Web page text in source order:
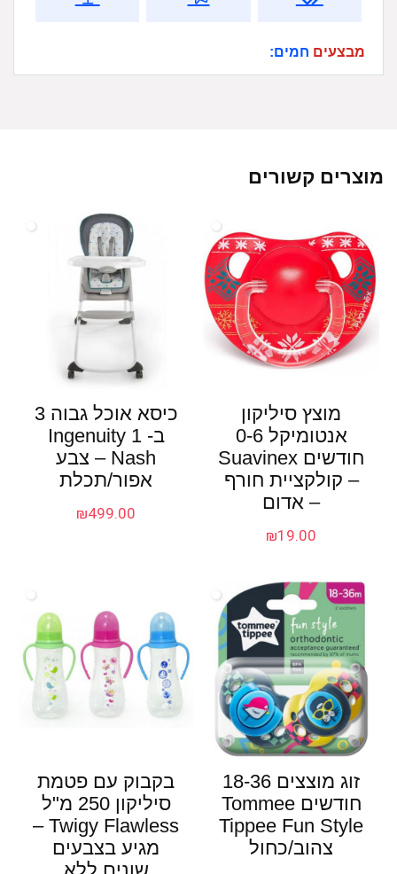
מבצעים חמים:
מוצרים קשורים
מוצץ סיליקון
אנטומיקל 0-6
חודשים Suavinex
– קולקציית חורף
– אדום
₪19.00
כיסא אוכל גבוה 3
ב- 1 Ingenuity
Nash – צבע
אפור/תכלת
₪499.00
זוג מוצצים 18-36
חודשים Tommee
Tippee Fun Style
צהוב/כחול
בקבוק עם פטמת
סיליקון 250 מ"ל
Twigy Flawless –
מגיע בצבעים